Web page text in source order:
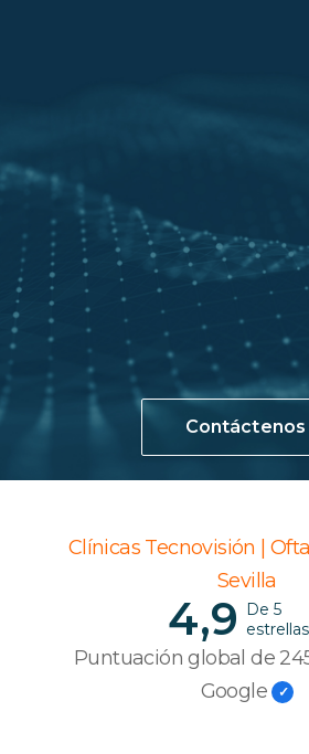
Contáctenos
Clínicas Tecnovisión |
Sevilla
4,9 De 5
estrellas
Puntuación global de
Google